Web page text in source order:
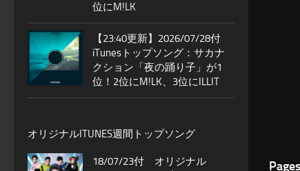
位にM!LK
【23:40更新】2026/07/28付
iTunesトップソング：サカナ
クション「夜の踊り子」が1
位！2位にM!LK、3位にILLIT
オリジナルITUNES週間トップソング
18/07/23付 オリジナル